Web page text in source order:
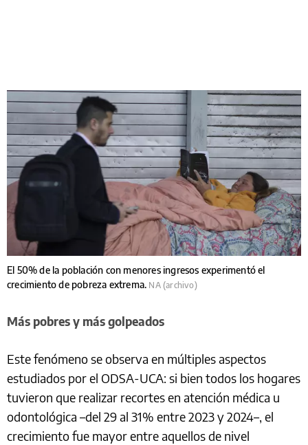
El 50% de la población con menores ingresos experimentó el
crecimiento de pobreza extrema. NA (archivo)
Más pobres y más golpeados
Este fenómeno se observa en múltiples aspectos
estudiados por el ODSA-UCA: si bien todos los hogares
tuvieron que realizar recortes en atención médica u
odontológica –del 29 al 31% entre 2023 y 2024–, el
crecimiento fue mayor entre aquellos de nivel